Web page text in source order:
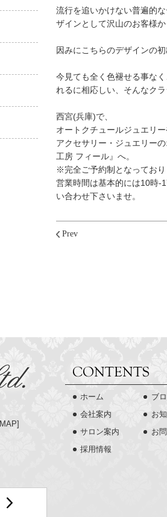
流行を追いかけない普遍的
ザインとして沢山のお客様
因みにこちらのデザインの
今見ても全く色褪せる事な
れるに相応しい、そんなク
西宮(兵庫)で、
オートクチュールジュエリー
アクセサリー・ジュエリー
工房 フィール』へ。
※完全ご予約制となっており
営業時間は基本的には10時-
い合わせ下さいませ。
Prev
MAP]
ホーム
会社案内
サロン案内
採用情報
ブ
お
お